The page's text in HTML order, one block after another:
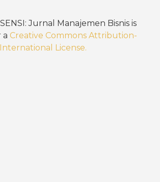
Jurnal Manajemen Bisnis is
a Creative Commons Attribution-
License.